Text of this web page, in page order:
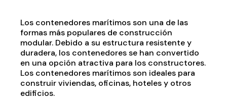
Los contenedores marítimos son una de las
formas más populares de construcción
modular. Debido a su estructura resistente y
duradera, los contenedores se han convertido
en una opción atractiva para los constructores.
Los contenedores marítimos son ideales para
construir viviendas, oficinas, hoteles y otros
edificios.